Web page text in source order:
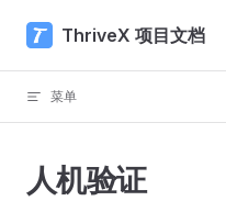
Skip to content
ThriveX 项目文档
菜单
人机验证